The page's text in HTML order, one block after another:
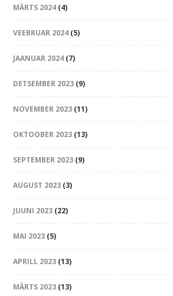
MÄRTS 2024 (4)
VEEBRUAR 2024 (5)
JAANUAR 2024 (7)
DETSEMBER 2023 (9)
NOVEMBER 2023 (11)
OKTOOBER 2023 (13)
SEPTEMBER 2023 (9)
AUGUST 2023 (3)
JUUNI 2023 (22)
MAI 2023 (5)
APRILL 2023 (13)
MÄRTS 2023 (13)